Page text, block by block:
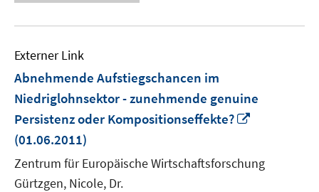
Externer Link
Abnehmende Aufstiegschancen im
Niedriglohnsektor - zunehmende genuine
Persistenz oder Kompositionseffekte?
öffnen
(01.06.2011)
Zentrum für Europäische Wirtschaftsforschung
Gürtzgen, Nicole, Dr.